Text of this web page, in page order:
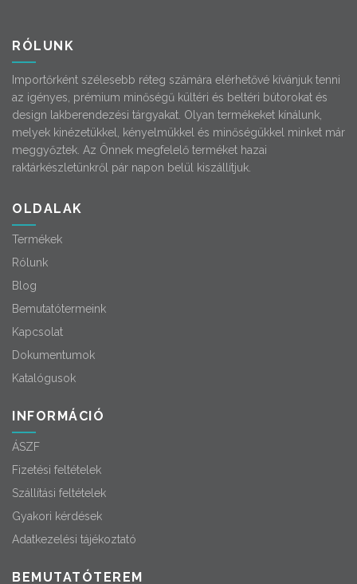
RÓLUNK
Importőrként szélesebb réteg számára elérhetővé kívánjuk tenni
az igényes, prémium minőségű kültéri és beltéri bútorokat és
design lakberendezési tárgyakat. Olyan termékeket kínálunk,
melyek kinézetükkel, kényelmükkel és minőségükkel minket már
meggyőztek. Az Önnek megfelelő terméket hazai
raktárkészletünkről pár napon belül kiszállítjuk.
OLDALAK
Termékek
Rólunk
Blog
Bemutatótermeink
Kapcsolat
Dokumentumok
Katalógusok
INFORMÁCIÓ
ÁSZF
Fizetési feltételek
Szállítási feltételek
Gyakori kérdések
Adatkezelési tájékoztató
BEMUTATÓTEREM